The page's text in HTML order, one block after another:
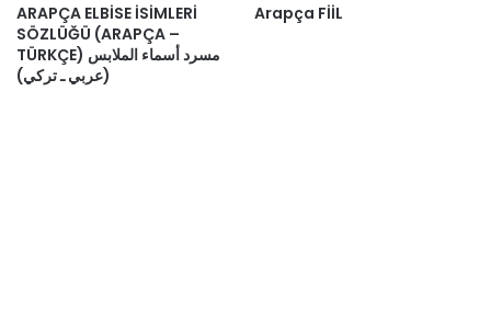
ARAPÇA ELBİSE İSİMLERİ
SÖZLÜĞÜ (ARAPÇA –
TÜRKÇE) مسرد أسماء الملابس
(عربي ـ تركي)
Arapça FİİL